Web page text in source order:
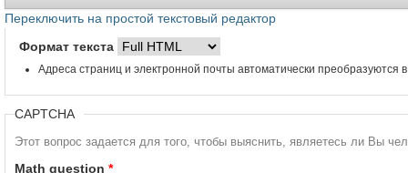
Переключить на простой текстовый редактор
Формат текста
Адреса страниц и электронной почты автоматически преобразуются
CAPTCHA
Этот вопрос задается для того, чтобы выяснить, являетесь ли Вы
Math question *